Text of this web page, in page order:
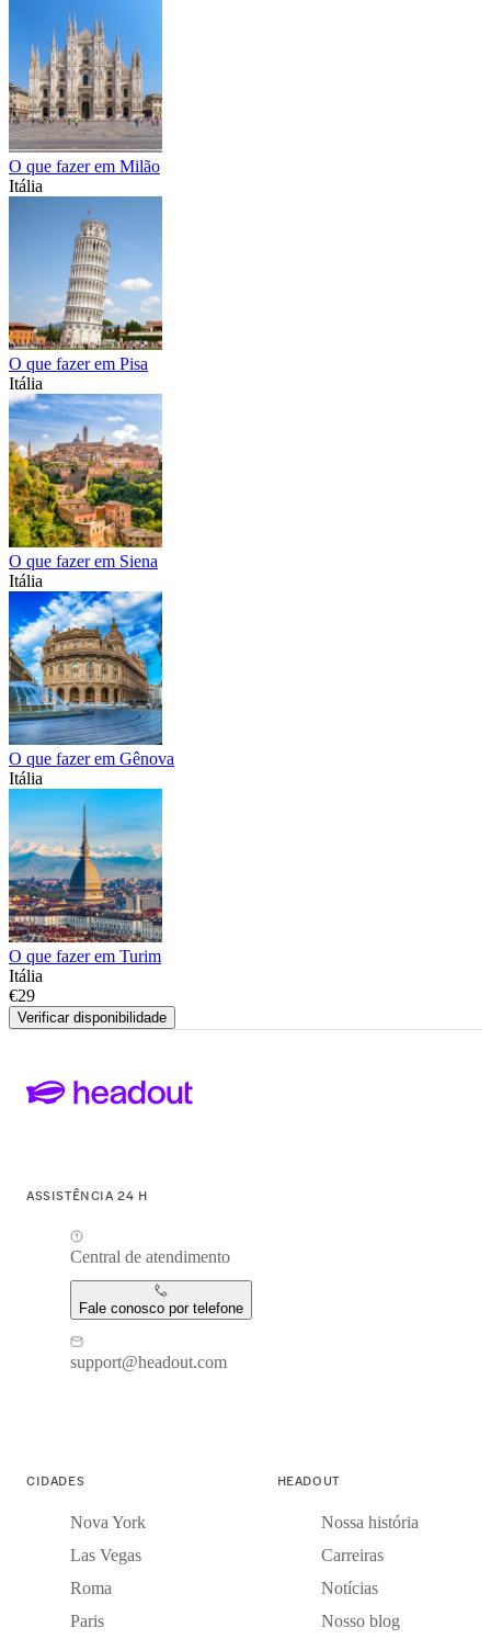
O que fazer em Milão
Itália
O que fazer em Pisa
Itália
O que fazer em Siena
Itália
O que fazer em Gênova
Itália
O que fazer em Turim
Itália
€29
Verificar disponibilidade
ASSISTÊNCIA 24 H
Central de atendimento
Fale conosco por telefone
support@headout.com
CIDADES
Nova York
Las Vegas
Roma
Paris
HEADOUT
Nossa história
Carreiras
Notícias
Nosso blog